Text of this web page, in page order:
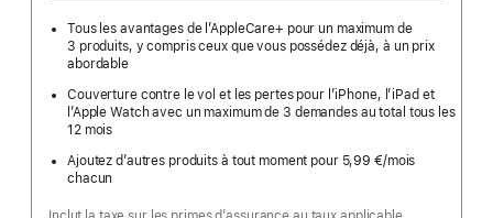
Tous les avantages de l’AppleCare+ pour un maximum de
3 produits, y compris ceux que vous possédez déjà, à un prix
abordable
Couverture contre le vol et les pertes pour l’iPhone, l’iPad et
l’Apple Watch avec un maximum de 3 demandes au total tous les
12 mois
Ajoutez d’autres produits à tout moment pour 5,99 €/mois
chacun